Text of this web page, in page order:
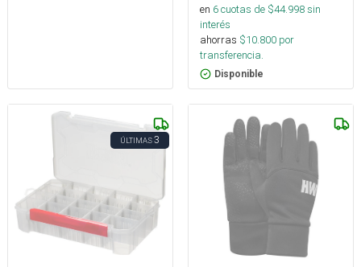
en 6cuotas de $44.998sin
interés
ahorras $10.800 por
transferencia.
Disponible
ÚLTIMAS3